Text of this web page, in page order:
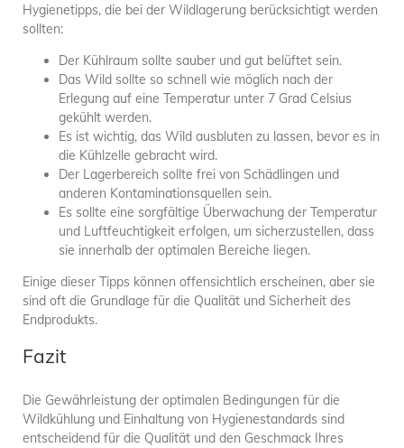
Hygienetipps, die bei der Wildlagerung berücksichtigt werden
sollten:
Der Kühlraum sollte sauber und gut belüftet sein.
Das Wild sollte so schnell wie möglich nach der
Erlegung auf eine Temperatur unter 7 Grad Celsius
gekühlt werden.
Es ist wichtig, das Wild ausbluten zu lassen, bevor es in
die Kühlzelle gebracht wird.
Der Lagerbereich sollte frei von Schädlingen und
anderen Kontaminationsquellen sein.
Es sollte eine sorgfältige Überwachung der Temperatur
und Luftfeuchtigkeit erfolgen, um sicherzustellen, dass
sie innerhalb der optimalen Bereiche liegen.
Einige dieser Tipps können offensichtlich erscheinen, aber sie
sind oft die Grundlage für die Qualität und Sicherheit des
Endprodukts.
Fazit
Die Gewährleistung der optimalen Bedingungen für die
Wildkühlung und Einhaltung von Hygienestandards sind
entscheidend für die Qualität und den Geschmack Ihres